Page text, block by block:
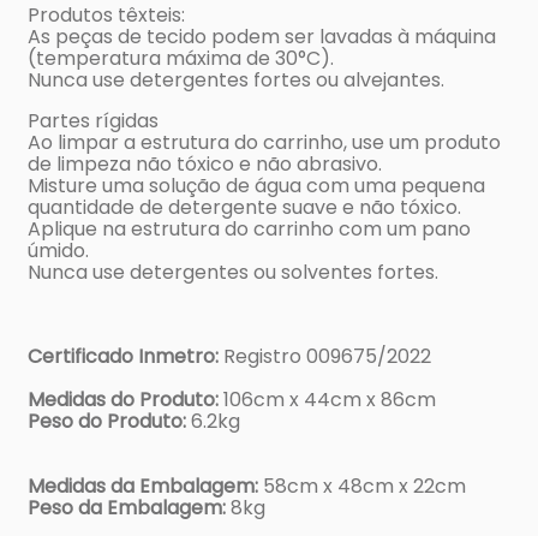
Produtos têxteis:
As peças de tecido podem ser lavadas à máquina
(temperatura máxima de 30°C).
Nunca use detergentes fortes ou alvejantes.
Partes rígidas
Ao limpar a estrutura do carrinho, use um produto
de limpeza não tóxico e não abrasivo.
Misture uma solução de água com uma pequena
quantidade de detergente suave e não tóxico.
Aplique na estrutura do carrinho com um pano
úmido.
Nunca use detergentes ou solventes fortes.
Certificado Inmetro: Registro 009675/2022
Medidas do Produto:106cm x 44cm x 86cm
Peso do Produto:6.2kg
Medidas da Embalagem: 58cm x 48cm x 22cm
Peso da Embalagem:8kg